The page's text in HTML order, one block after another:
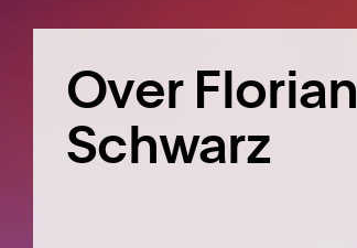
Over Florian
Schwarz